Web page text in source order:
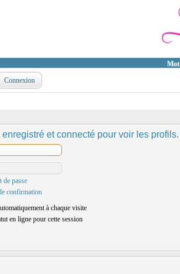
Connexion
et connecté pour voir les profils.
de passe
confirmation
à chaque visite
en ligne pour cette session